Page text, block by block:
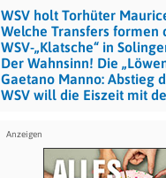
WSV holt Torhüter
Welche Transfers formen
WSV-„Klatsche“ in
Der Wahnsinn! Die
Gaetano Manno: Abstieg
WSV will die Eiszeit mit